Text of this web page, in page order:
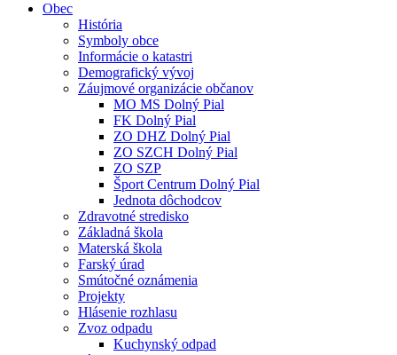
Obec
História
Symboly obce
Informácie o katastri
Demografický vývoj
Záujmové organizácie občanov
MO MS Dolný Pial
FK Dolný Pial
ZO DHZ Dolný Pial
ZO SZCH Dolný Pial
ZO SZP
Šport Centrum Dolný Pial
Jednota dôchodcov
Zdravotné stredisko
Základná škola
Materská škola
Farský úrad
Smútočné oznámenia
Projekty
Hlásenie rozhlasu
Zvoz odpadu
Kuchynský odpad